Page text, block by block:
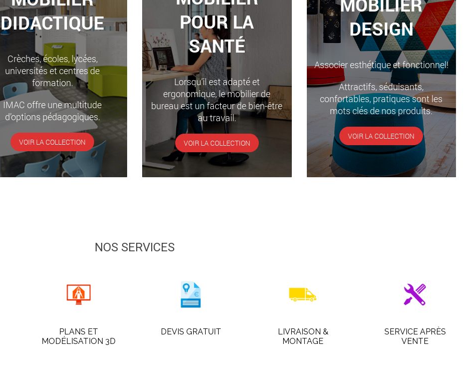
DIDACTIQUE
Crèches, écoles, lycées,
universités et centres de
formation.
IMAC offre une multitude
d’options pédagogiques.
VOIR LA COLLECTION
POUR LA
SANTÉ
Lorsqu’il est adapté et
ergonomique, le mobilier de
bureau est un facteur de bien-être
au travail.
VOIR LA COLLECTION
DESIGN
Associer esthétique et fonctionnel!
Attractifs, séduisants,
confortables, pratiques sont les
mots clés de nos produits.
VOIR LA COLLECTION
NOS SERVICES
PLANS ET
MODÉLISATION 3D
DEVIS GRATUIT
LIVRAISON &
MONTAGE
SERVICE APRÈS
VENTE